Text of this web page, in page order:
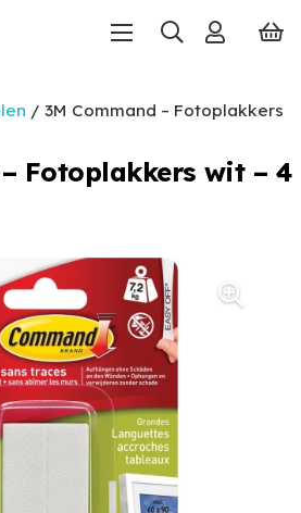
/ 3M Command – Fotoplakkers
Fotoplakkers wit – 4